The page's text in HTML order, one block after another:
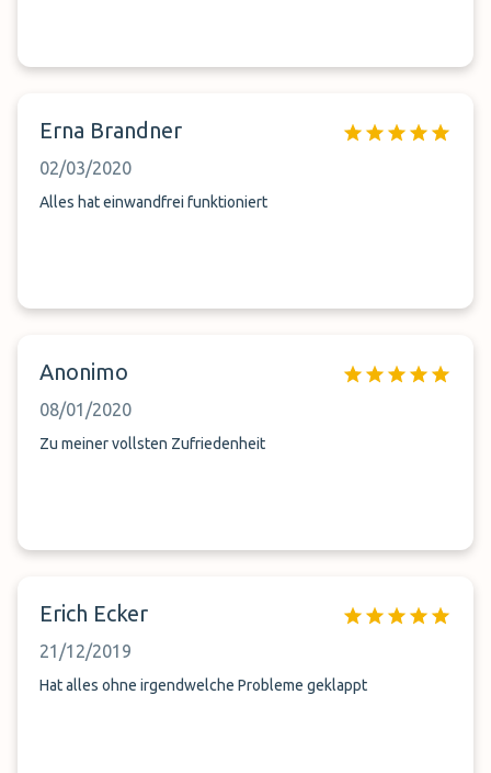
Erna Brandner
02/03/2020
Alles hat einwandfrei funktioniert
Anonimo
08/01/2020
Zu meiner vollsten Zufriedenheit
Erich Ecker
21/12/2019
Hat alles ohne irgendwelche Probleme geklappt